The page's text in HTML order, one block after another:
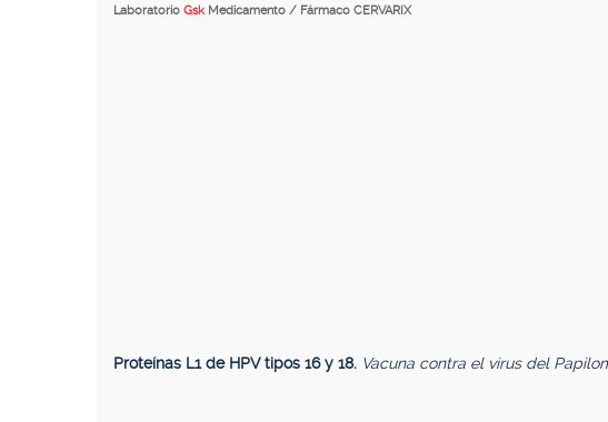
Laboratorio Gsk Medicamento / Fármaco CERVARIX
Proteínas L1 de HPV tipos 16 y 18. Vacuna contra el virus del